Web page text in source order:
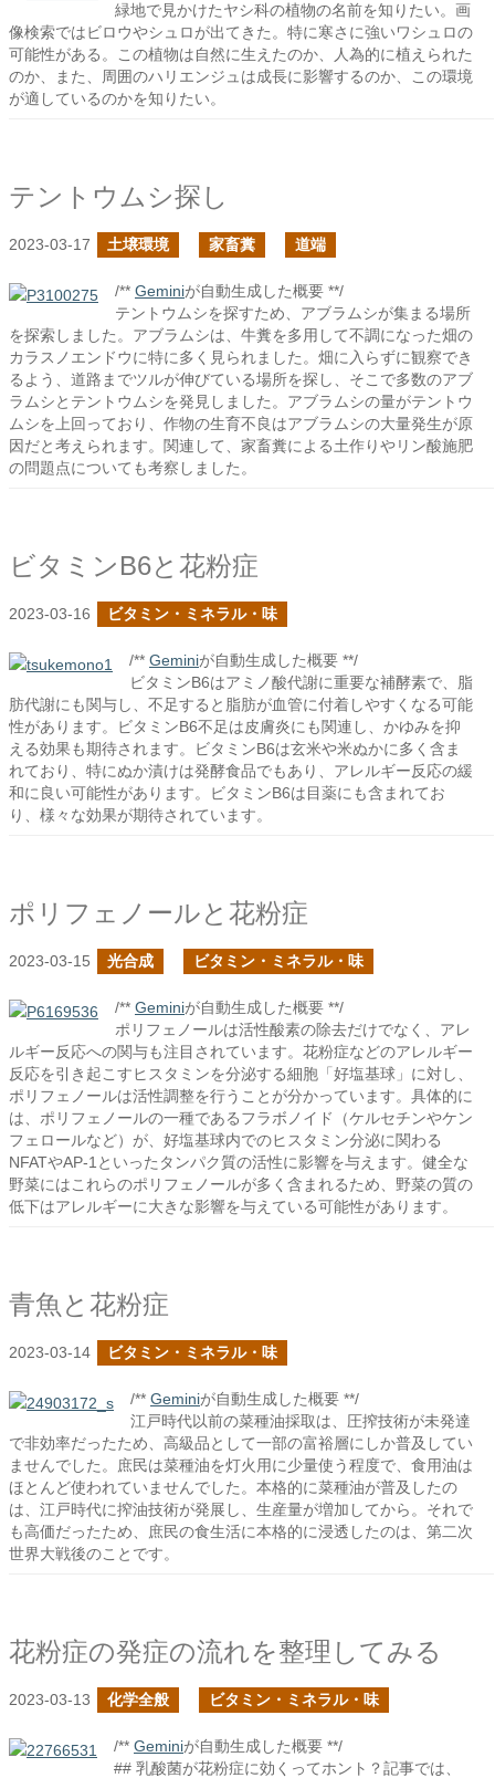
緑地で見かけたヤシ科の植物の名前を知りたい。画
像検索ではビロウやシュロが出てきた。特に寒さに強いワシュロの
可能性がある。この植物は自然に生えたのか、人為的に植えられた
のか、また、周囲のハリエンジュは成長に影響するのか、この環境
が適しているのかを知りたい。
テントウムシ探し
2023-03-17 土壌環境 家畜糞 道端
/** Geminiが自動生成した概要 **/
テントウムシを探すため、アブラムシが集まる場所
を探索しました。アブラムシは、牛糞を多用して不調になった畑の
カラスノエンドウに特に多く見られました。畑に入らずに観察でき
るよう、道路までツルが伸びている場所を探し、そこで多数のアブ
ラムシとテントウムシを発見しました。アブラムシの量がテントウ
ムシを上回っており、作物の生育不良はアブラムシの大量発生が原
因だと考えられます。関連して、家畜糞による土作りやリン酸施肥
の問題点についても考察しました。
ビタミンB6と花粉症
2023-03-16 ビタミン・ミネラル・味
/** Geminiが自動生成した概要 **/
ビタミンB6はアミノ酸代謝に重要な補酵素で、脂
肪代謝にも関与し、不足すると脂肪が血管に付着しやすくなる可能
性があります。ビタミンB6不足は皮膚炎にも関連し、かゆみを抑
える効果も期待されます。ビタミンB6は玄米や米ぬかに多く含ま
れており、特にぬか漬けは発酵食品でもあり、アレルギー反応の緩
和に良い可能性があります。ビタミンB6は目薬にも含まれてお
り、様々な効果が期待されています。
ポリフェノールと花粉症
2023-03-15 光合成 ビタミン・ミネラル・味
/** Geminiが自動生成した概要 **/
ポリフェノールは活性酸素の除去だけでなく、アレ
ルギー反応への関与も注目されています。花粉症などのアレルギー
反応を引き起こすヒスタミンを分泌する細胞「好塩基球」に対し、
ポリフェノールは活性調整を行うことが分かっています。具体的に
は、ポリフェノールの一種であるフラボノイド（ケルセチンやケン
フェロールなど）が、好塩基球内でのヒスタミン分泌に関わる
NFATやAP-1といったタンパク質の活性に影響を与えます。健全な
野菜にはこれらのポリフェノールが多く含まれるため、野菜の質の
低下はアレルギーに大きな影響を与えている可能性があります。
青魚と花粉症
2023-03-14 ビタミン・ミネラル・味
/** Geminiが自動生成した概要 **/
江戸時代以前の菜種油採取は、圧搾技術が未発達
で非効率だったため、高級品として一部の富裕層にしか普及してい
ませんでした。庶民は菜種油を灯火用に少量使う程度で、食用油は
ほとんど使われていませんでした。本格的に菜種油が普及したの
は、江戸時代に搾油技術が発展し、生産量が増加してから。それで
も高価だったため、庶民の食生活に本格的に浸透したのは、第二次
世界大戦後のことです。
花粉症の発症の流れを整理してみる
2023-03-13 化学全般 ビタミン・ミネラル・味
/** Geminiが自動生成した概要 **/
## 乳酸菌が花粉症に効くってホント？記事では、